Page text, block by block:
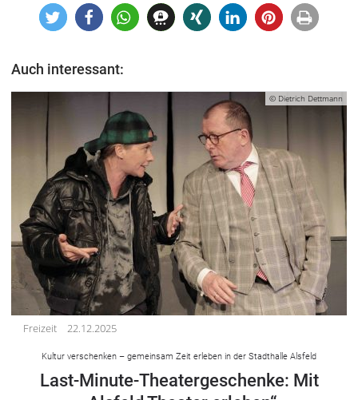
Auch interessant:
© Dietrich Dettmann
Freizeit 22.12.2025
Kultur verschenken – gemeinsam Zeit erleben in der Stadthalle Alsfeld
Last-Minute-Theatergeschenke: Mit